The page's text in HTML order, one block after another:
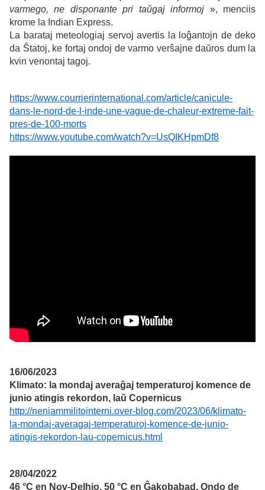
varmego, ne disponante pri taŭgaj informoj », menciis
krome la Indian Express.
La barataj meteologiaj servoj avertis la loĝantojn de deko
da Ŝtatoj, ke fortaj ondoj de varmo verŝajne daŭros dum la
kvin venontaj tagoj.
https://www.courrierinternational.com/article/canicule-
dans-le-nord-de-l-inde-une-vague-de-chaleur-extreme-fait-
pres-de-100-morts
https://www.youtube.com/watch?v=UsQIKHpmDf8
16/06/2023
Klimato: la mondaj averaĝaj temperaturoj komence de
junio atingis rekordon, laŭ Copernicus
http://neniammilitointerni.over-blog.com/2023/06/klimato-
la-mondaj-averagaj-temperaturoj-komence-de-junio-
atingis-rekordon-lau-copernicus.html
28/04/2022
46 °C en Nov-Delhio, 50 °C en Ĝakobabad. Ondo de